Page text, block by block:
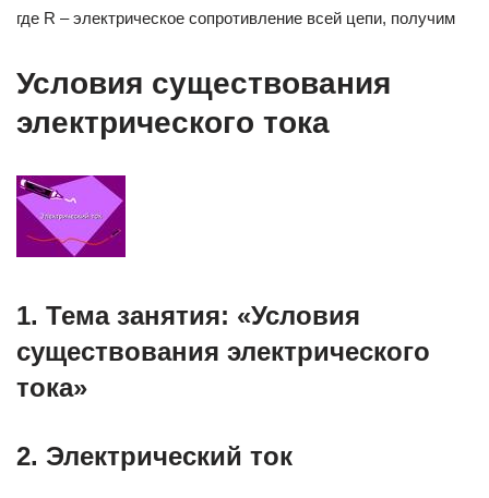
где R – электрическое сопротивление всей цепи, получим
Условия существования
электрического тока
1. Тема занятия: «Условия
существования электрического
тока»
2. Электрический ток